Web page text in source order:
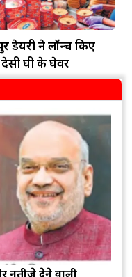
डेयरी ने लॉन्च किए
घी के घेवर
नतीजे देने वाली